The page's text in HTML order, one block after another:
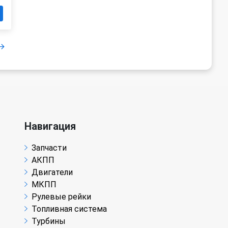
Навигация
Запчасти
АКПП
Двигатели
МКПП
Рулевые рейки
Топливная система
Турбины